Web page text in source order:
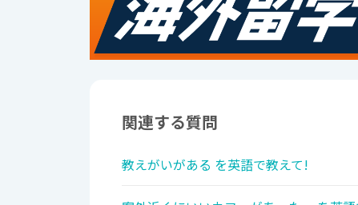
関連する質問
教えがいがある を英語で教えて!